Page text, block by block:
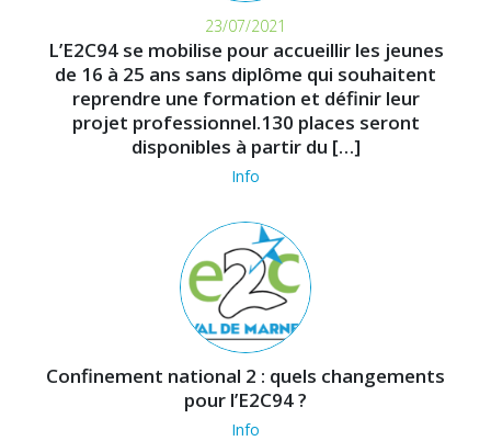
23/07/2021
L’E2C94 se mobilise pour accueillir les jeunes
de 16 à 25 ans sans diplôme qui souhaitent
reprendre une formation et définir leur
projet professionnel.130 places seront
disponibles à partir du […]
Info
Confinement national 2 : quels changements
pour l’E2C94 ?
Info